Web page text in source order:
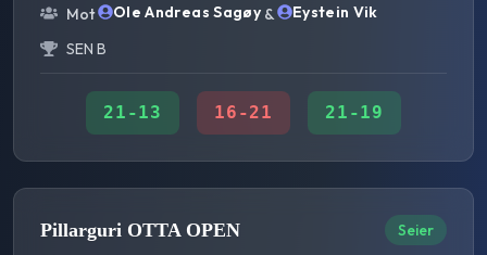
Mot
Ole Andreas Sagøy&
Eystein Vik
SEN B
21 -13 16 -21 21 -19
Pillarguri OTTA OPEN Seier